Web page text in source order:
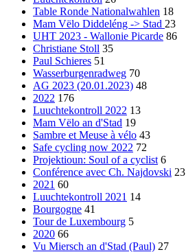
Table Ronde Nationalwahlen 18
Mam Vëlo Diddeléng -> Stad 23
UHT 2023 - Wallonie Picarde 86
Christiane Stoll 35
Paul Schieres 51
Wasserburgenradweg 70
AG 2023 (20.01.2023) 48
2022 176
Luuchtekontroll 2022 13
Mam Vëlo an d'Stad 19
Sambre et Meuse à vélo 43
Safe cycling now 2022 72
Projektioun: Soul of a cyclist 6
Conférence avec Ch. Najdovski 23
2021 60
Luuchtekontroll 2021 14
Bourgogne 41
Tour de Luxembourg 5
2020 66
Vu Miersch an d'Stad (Paul) 27